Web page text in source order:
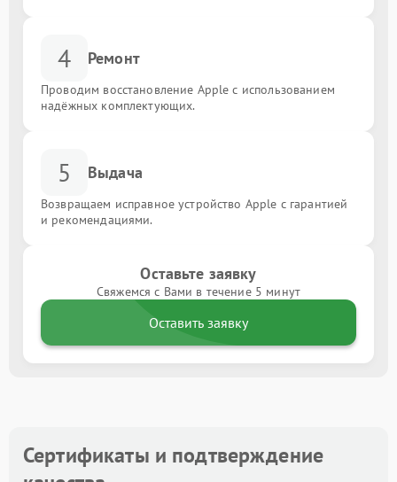
4 Ремонт
Проводим восстановление Apple с использованием
надёжных комплектующих.
5 Выдача
Возвращаем исправное устройство Apple с гарантией
и рекомендациями.
Оставьте заявку
Свяжемся с Вами в течение 5 минут
Оставить заявку
Сертификаты и подтверждение